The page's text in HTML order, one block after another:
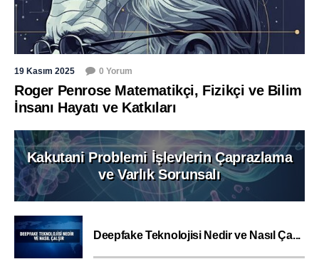
19 Kasım 2025 0 Yorum
Roger Penrose Matematikçi, Fizikçi ve Bilim
İnsanı Hayatı ve Katkıları
Kakutani Problemi İşlevlerin Çaprazlama
ve Varlık Sorunsalı
Deepfake Teknolojisi Nedir ve Nasıl Ça...